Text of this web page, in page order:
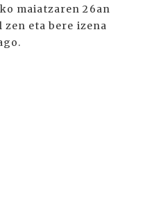
maiatzaren 26an
eta bere izena